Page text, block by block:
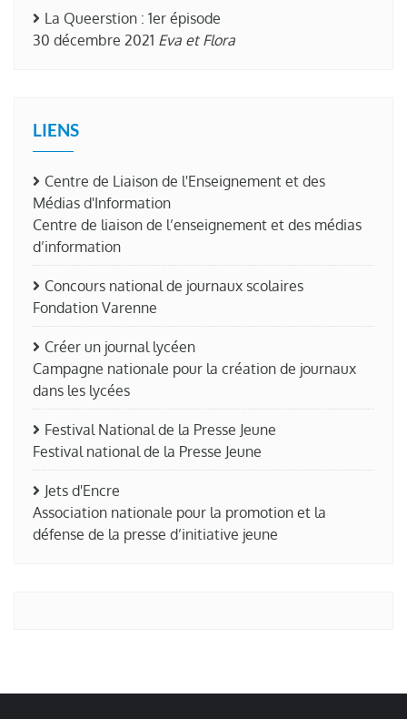
La Queerstion : 1er épisode
30 décembre 2021 Eva et Flora
LIENS
Centre de Liaison de l'Enseignement et des
Médias d'Information
Centre de liaison de l’enseignement et des médias
d’information
Concours national de journaux scolaires
Fondation Varenne
Créer un journal lycéen
Campagne nationale pour la création de journaux
dans les lycées
Festival National de la Presse Jeune
Festival national de la Presse Jeune
Jets d'Encre
Association nationale pour la promotion et la
défense de la presse d’initiative jeune